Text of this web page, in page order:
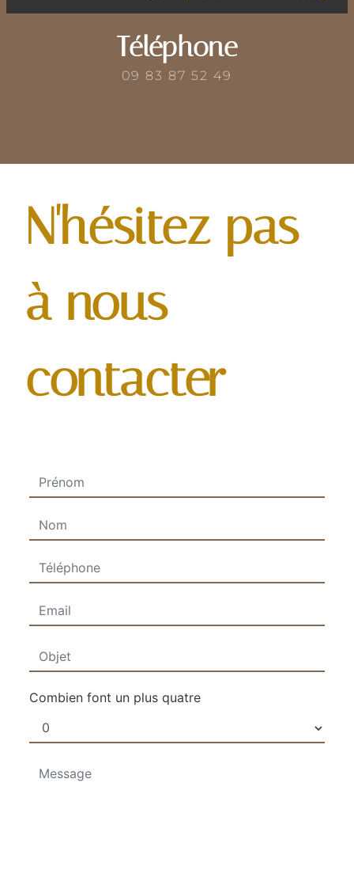
Téléphone
09 83 87 52 49
N'hésitez pas
à nous
contacter
Combien font un plus quatre